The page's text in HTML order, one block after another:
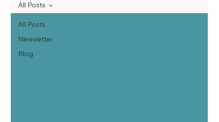
All Posts
Newsletter
Blog
All Posts